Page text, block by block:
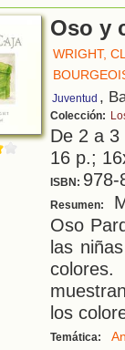
Oso y
WRIGHT,
Juventud ,
Colección:
De 2 a
16 p.;
ISBN: 978-
Resumen:
Oso
las
los
Temática: